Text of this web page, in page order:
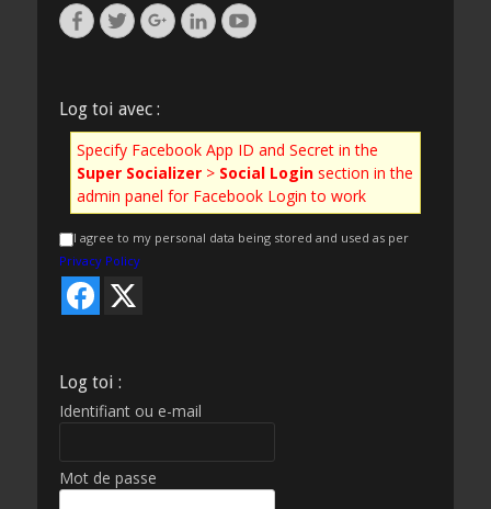
Facebook
TwitterGoogleplus
LinkedinYouTube
Log toi avec :
Specify Facebook App ID and Secret in the
Super Socializer > Social Login section in the
admin panel for Facebook Login to work
I agree to my personal data being stored and used as per
Privacy Policy
Log toi :
Identifiant ou e-mail
Mot de passe